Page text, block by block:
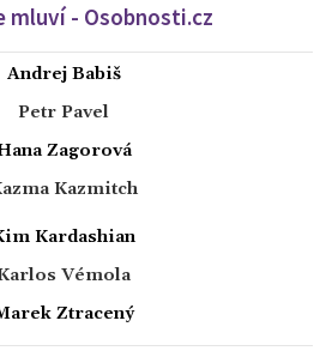
mluví - Osobnosti.cz
Andrej Babiš
Petr Pavel
Zagorová
Kazmitch
Kardashian
Vémola
Ztracený